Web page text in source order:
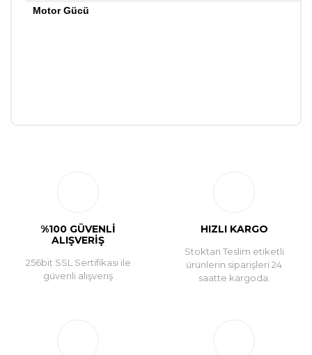
Motor Gücü
%100 GÜVENLİ
ALIŞVERİŞ
256bit SSL Sertifikası ile
güvenli alışveriş
HIZLI KARGO
Stoktan Teslim etiketli
ürünlerin siparişleri 24
saatte kargoda.